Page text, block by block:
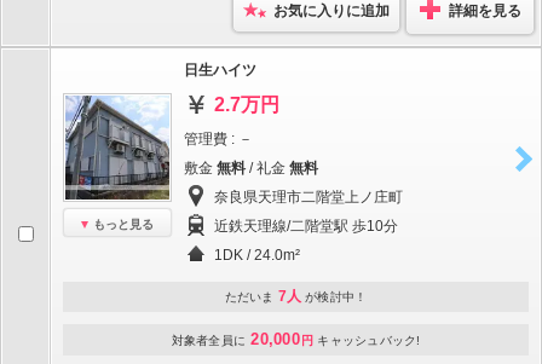
お気に入りに追加 詳細を見る
もっと見る
日生ハイツ
2.7万円
管理費 : －
敷金 無料 / 礼金 無料
奈良県天理市二階堂上ノ庄町
近鉄天理線/二階堂駅 歩10分
1DK / 24.0m²
ただいま 7人 が検討中！
対象者全員に 20,000 円 キャッシュバック!